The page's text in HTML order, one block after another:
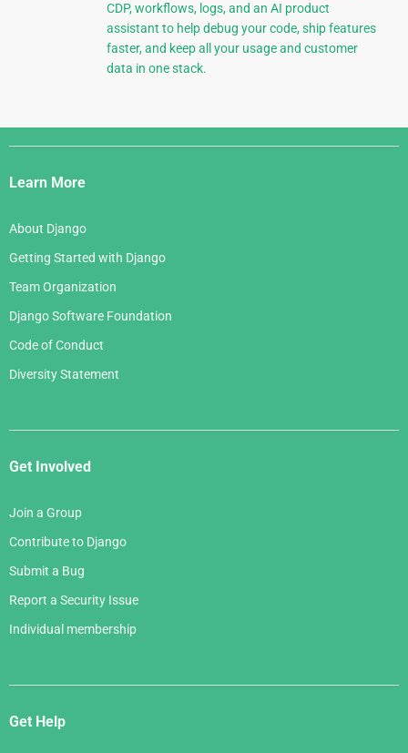
CDP, workflows, logs, and an AI product
assistant to help debug your code, ship features
faster, and keep all your usage and customer
data in one stack.
Django
Links
Learn More
About Django
Getting Started with Django
Team Organization
Django Software Foundation
Code of Conduct
Diversity Statement
Get Involved
Join a Group
Contribute to Django
Submit a Bug
Report a Security Issue
Individual membership
Get Help